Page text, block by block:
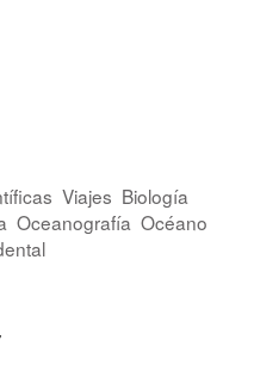
Viajes Biología
Oceanografía Océano